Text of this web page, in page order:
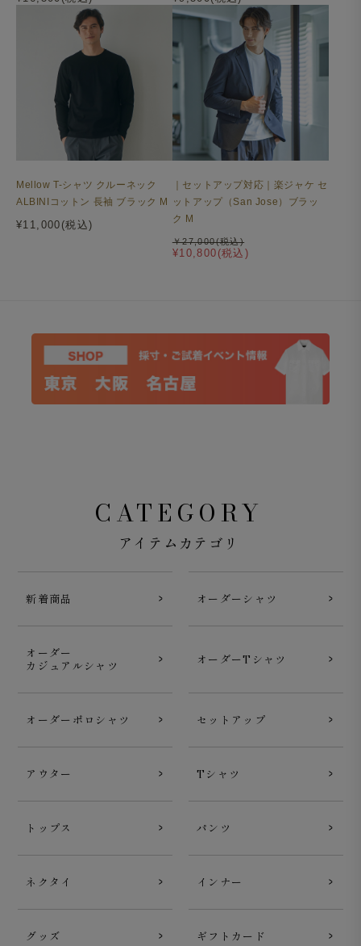
Mellow T-シャツ クルーネック
ALBINIコットン 長袖 ブラック M
¥11,000(税込)
｜セットアップ対応｜楽ジャケ セ
ットアップ（San Jose）ブラッ
ク M
¥10,800(税込)
￥27,000(税込)
CATEGORY
アイテムカテゴリ
新着商品 オーダーシャツ
オーダー
カジュアルシャツ
オーダーTシャツ
オーダーポロシャツ セットアップ
アウター Tシャツ
トップス パンツ
ネクタイ インナー
グッズ ギフトカード